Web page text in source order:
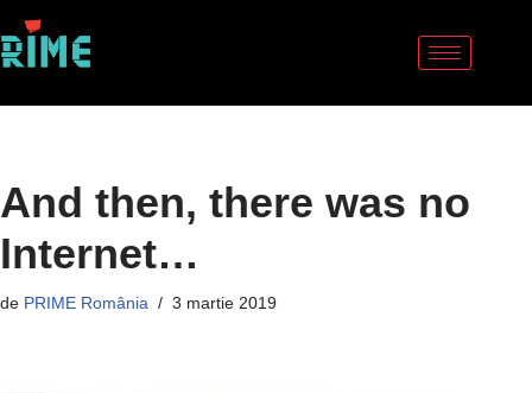
Sari
And then, there was no
Internet…
de PRIME România 3 martie 2019